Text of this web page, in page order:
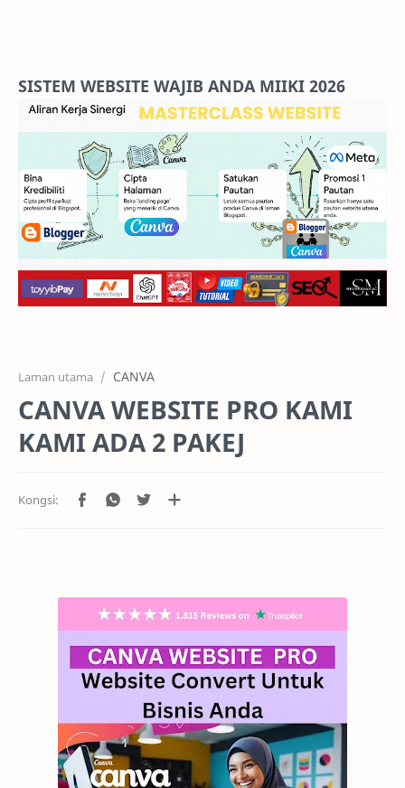
Features
Pricing
Services
RTL Mode
SISTEM WEBSITE WAJIB ANDA MIIKI 2026
Laman utama CANVA
CANVA WEBSITE PRO KAMI
KAMI ADA 2 PAKEJ